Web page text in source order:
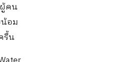
คน
อม
รื้น